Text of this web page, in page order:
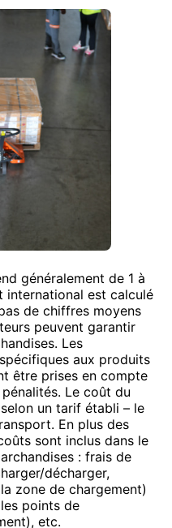
généralement de 1 à
international est calculé
de chiffres moyens
peuvent garantir
Les
aux produits
être prises en compte
Le coût du
un tarif établi – le
En plus des
sont inclus dans le
: frais de
décharger,
zone de chargement)
points de
etc.